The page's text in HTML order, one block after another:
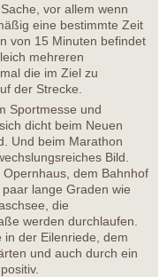
vor allem wenn
eine bestimmte Zeit
von 15 Minuten befindet
mehreren
die im Ziel zu
der Strecke.
Sportmesse und
dicht beim Neuen
Und beim Marathon
Bild.
dem Bahnhof
lange Graden wie
die
werden durchlaufen.
in der Eilenriede, dem
und auch durch ein